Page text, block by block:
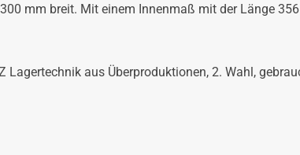
mm breit. Mit einem Innenmaß mit der Länge
aus Überproduktionen, 2. Wahl,